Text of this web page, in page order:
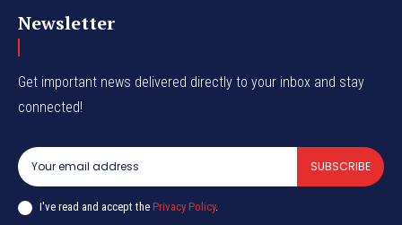
Newsletter
Get important news delivered directly to your inbox and stay
connected!
SUBSCRIBE
I've read and accept the Privacy Policy.